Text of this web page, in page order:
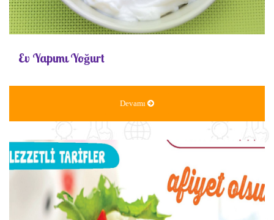
Ev Yapımı Yoğurt
Devamı